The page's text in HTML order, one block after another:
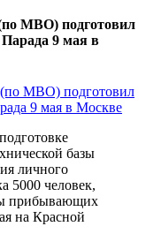
МВО) подготовил
9 мая в
базы
личного
5000 человек,
прибывающих
на Красной